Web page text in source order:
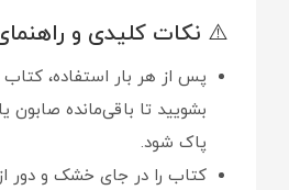
⚠️ نکات کلیدی و
پس از هر بار استفاده، کتاب
بشویید تا باقی‌مانده صابون
پاک شود.
کتاب را در جای خشک و دور